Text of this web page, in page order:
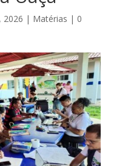
2026 | Matérias | 0